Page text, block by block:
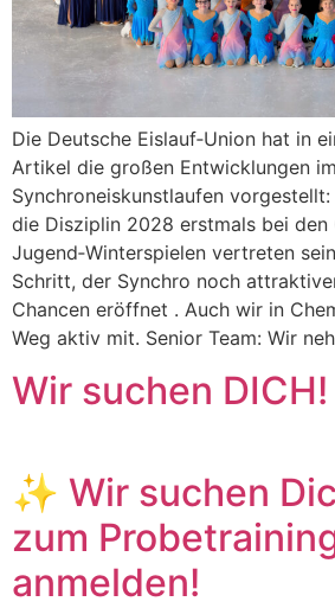
Die Deutsche Eislauf‑Union hat in
Artikel die großen Entwicklungen im
Synchroneiskunstlaufen
die Disziplin 2028 erstmals bei den
Jugend‑Winterspielen vertreten
Schritt, der Synchro noch
Chancen eröffnet . Auch wir in
Weg aktiv mit. Senior Team: Wir
Wir suchen DICH!
✨ Wir suchen
zum
anmelden!